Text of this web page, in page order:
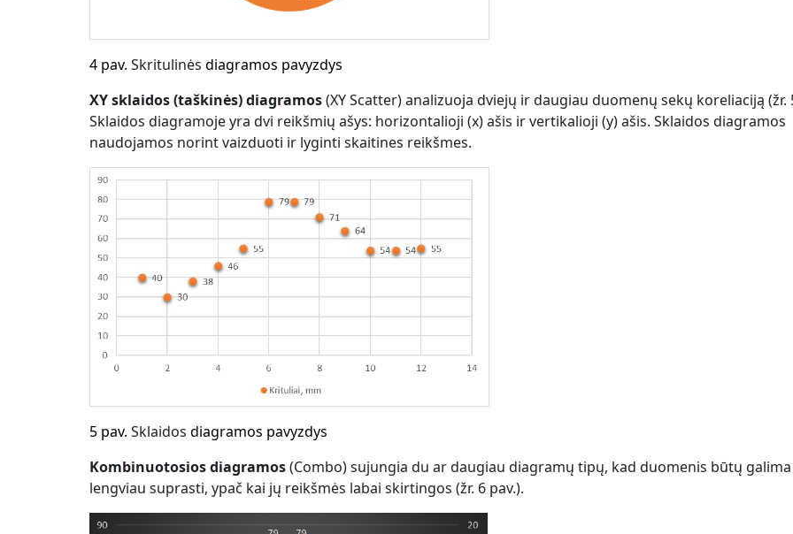
4 pav. Skritulinės diagramos pavyzdys
XYsklaidos (taškinės)diagramos(XY Scatter) analizuoja dviejų ir daugiau duomenų sekų koreliaciją (žr.
Sklaidos diagramoje yra dvi reikšmių ašys: horizontalioji (x) ašis ir vertikalioji (y) ašis. Sklaidos diagramos
naudojamos norint vaizduoti ir lyginti skaitines reikšmes.
5 pav. Sklaidos diagramos pavyzdys
Kombinuotosios diagramos(Combo) sujungia du ar daugiau diagramų tipų, kad duomenis būtų galima
lengviau suprasti, ypač kai jų reikšmės labai skirtingos (žr. 6 pav.).